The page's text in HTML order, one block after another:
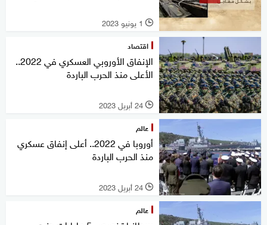
l 1 يونيو 2023
اقتصاد
الإنفاق الأوروبي العسكري في 2022..
الأعلى منذ الحرب الباردة
l 24 أبريل 2023
عالم
أوروبا في 2022.. أعلى إنفاق عسكري
منذ الحرب الباردة
l 24 أبريل 2023
عالم